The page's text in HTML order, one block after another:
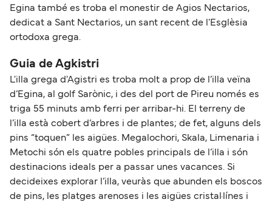
Egina també es troba el monestir de Agios Nectarios,
dedicat a Sant Nectarios, un sant recent de l'Esglèsia
ortodoxa grega.
Guia de Agkistri
L'illa grega d'Agistri es troba molt a prop de l’illa veïna
d’Egina, al golf Sarònic, i des del port de Pireu només es
triga 55 minuts amb ferri per arribar-hi. El terreny de
l’illa està cobert d’arbres i de plantes; de fet, alguns dels
pins “toquen” les aigües. Megalochori, Skala, Limenaria i
Metochi són els quatre pobles principals de l’illa i són
destinacions ideals per a passar unes vacances. Si
decideixes explorar l’illa, veuràs que abunden els boscos
de pins, les platges arenoses i les aigües cristal·línes i